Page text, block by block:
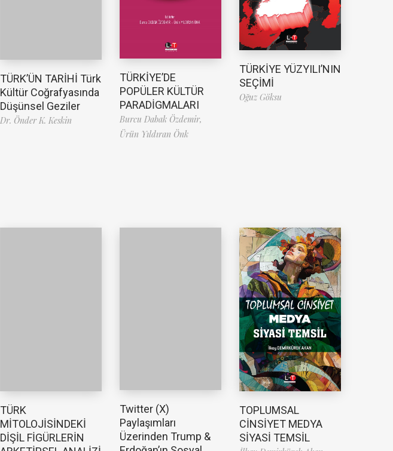
TÜRK’ÜN TARİHİ Türk
Kültür Coğrafyasında
Düşünsel Geziler
Dr. Önder K. Keskin
TÜRKİYE’DE
POPÜLER KÜLTÜR
PARADİGMALARI
Burcu Dabak Özdemir,
Ürün Yıldıran Önk
TÜRKİYE YÜZYILI’NIN
SEÇİMİ
Oğuz Göksu
TÜRK
MİTOLOJİSİNDEKİ
DİŞİL FİGÜRLERİN
Twitter (X)
Paylaşımları
Üzerinden Trump &
TOPLUMSAL
CİNSİYET MEDYA
SİYASİ TEMSİL